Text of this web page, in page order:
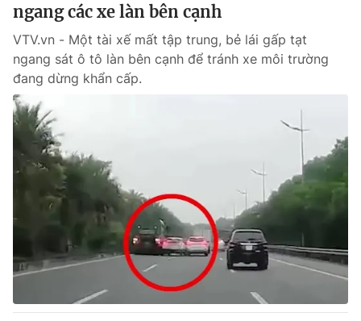
ngang các xe làn bên cạnh
VTV.vn - Một tài xế mất tập trung, bẻ lái gấp tạt
ngang sát ô tô làn bên cạnh để tránh xe môi trường
đang dừng khẩn cấp.